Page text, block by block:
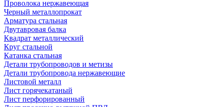
Проволока нержавеющая
Черный металлопрокат
Арматура стальная
Двутавровая балка
Квадрат металлический
Круг стальной
Катанка стальная
Детали трубопроводов и метизы
Детали трубопровода нержавеющие
Листовой металл
Лист горячекатаный
Лист перфорированный